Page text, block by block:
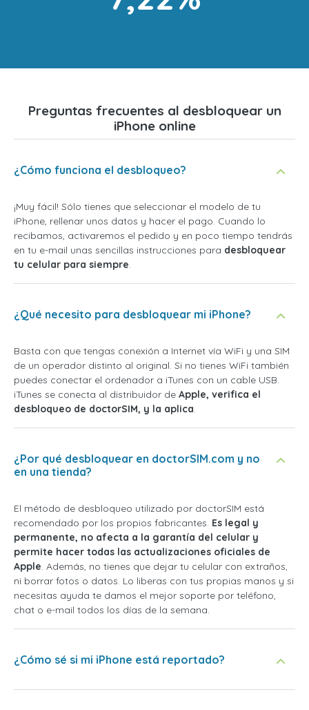
Preguntas frecuentes al desbloquear un
iPhone online
¿Cómo funciona el desbloqueo?
¡Muy fácil! Sólo tienes que seleccionar el modelo de tu
iPhone, rellenar unos datos y hacer el pago. Cuando lo
recibamos, activaremos el pedido y en poco tiempo tendrás
en tu e-mail unas sencillas instrucciones para desbloquear
tu celular para siempre.
¿Qué necesito para desbloquear mi iPhone?
Basta con que tengas conexión a Internet vía WiFi y una SIM
de un operador distinto al original. Si no tienes WiFi también
puedes conectar el ordenador a iTunes con un cable USB.
iTunes se conecta al distribuidor de Apple, verifica el
desbloqueo de doctorSIM, y la aplica.
¿Por qué desbloquear en doctorSIM.com y no
en una tienda?
El método de desbloqueo utilizado por doctorSIM está
recomendado por los propios fabricantes. Es legal y
permanente, no afecta a la garantía del celular y
permite hacer todas las actualizaciones oficiales de
Apple. Además, no tienes que dejar tu celular con extraños,
ni borrar fotos o datos. Lo liberas con tus propias manos y si
necesitas ayuda te damos el mejor soporte por teléfono,
chat o e-mail todos los días de la semana.
¿Cómo sé si mi iPhone está reportado?